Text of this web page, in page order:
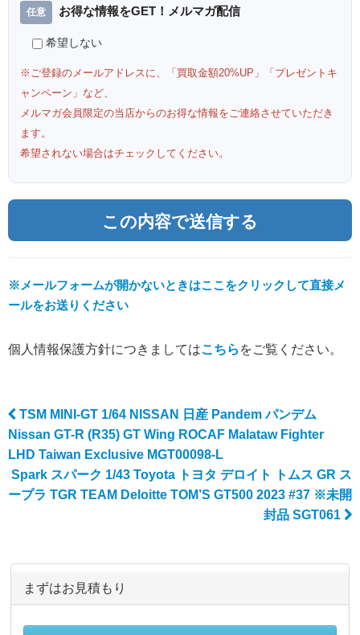
お得な情報をGET！メルマガ配信
希望しない
※ご登録のメールアドレスに、「買取金額20%UP」「プレゼントキ
ャンペーン」など、
メルマガ会員限定の当店からのお得な情報をご連絡させていただき
ます。
希望されない場合はチェックしてください。
※メールフォームが開かないときはここをクリックして直接メ
ールをお送りください
個人情報保護方針につきましてはこちら をご覧ください。
Post navigation
TSM MINI-GT 1/64 NISSAN 日産 Pandem パンデム
Nissan GT-R (R35) GT Wing ROCAF Malataw Fighter
LHD Taiwan Exclusive MGT00098-L
Spark スパーク 1/43 Toyota トヨタ デロイト トムス GR ス
ープラ TGR TEAM Deloitte TOM’S GT500 2023 #37 ※未開
封品 SGT061
まずはお見積もり